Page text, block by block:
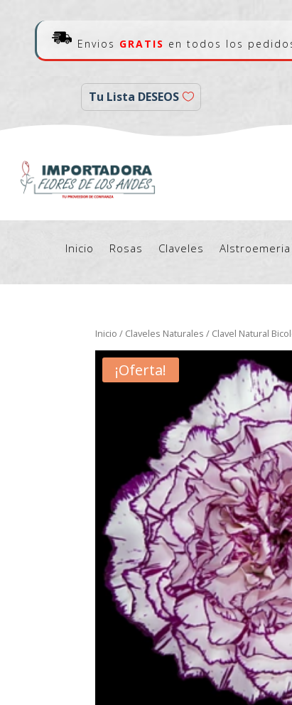
Envios GRATIS en todos los
Tu Lista DESEOS
Inicio Rosas Claveles Alstroemeria
Inicio / Claveles Naturales / Clavel Natural
¡Oferta!